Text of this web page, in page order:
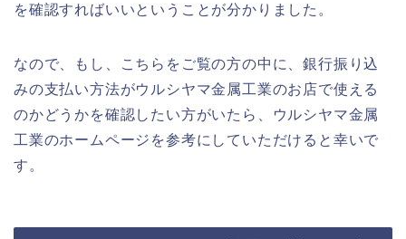
を確認すればいいということが分かりました。
なので、もし、こちらをご覧の方の中に、銀行振り込
みの支払い方法がウルシヤマ金属工業のお店で使える
のかどうかを確認したい方がいたら、ウルシヤマ金属
工業のホームページを参考にしていただけると幸いで
す。